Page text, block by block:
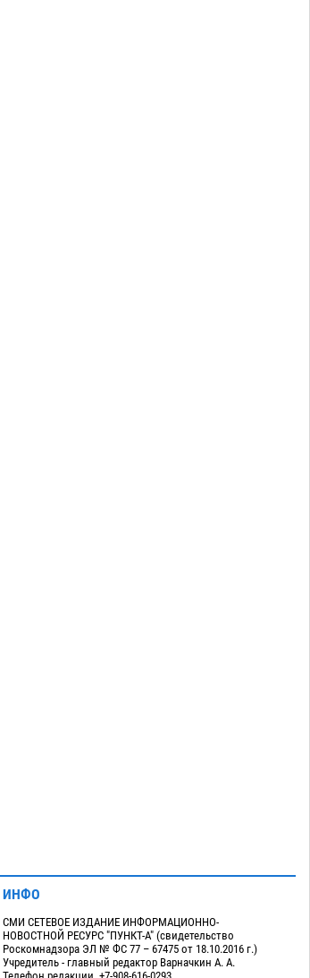
ИНФО
СМИ СЕТЕВОЕ ИЗДАНИЕ ИНФОРМАЦИОННО-
НОВОСТНОЙ РЕСУРС "ПУНКТ-А" (свидетельство
Роскомнадзора ЭЛ № ФС 77 – 67475 от 18.10.2016 г.)
Учредитель - главный редактор Варначкин А. А.
Телефон редакции. +7-908-616-0293.